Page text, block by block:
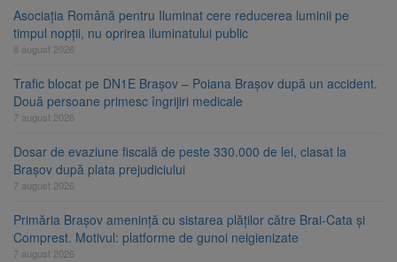
Asociația Română pentru Iluminat cere reducerea luminii pe
timpul nopții, nu oprirea iluminatului public
8 august 2026
Trafic blocat pe DN1E Brașov – Poiana Brașov după un accident.
Două persoane primesc îngrijiri medicale
7 august 2026
Dosar de evaziune fiscală de peste 330.000 de lei, clasat la
Brașov după plata prejudiciului
7 august 2026
Primăria Brașov amenință cu sistarea plăților către Brai-Cata și
Comprest. Motivul: platforme de gunoi neigienizate
7 august 2026